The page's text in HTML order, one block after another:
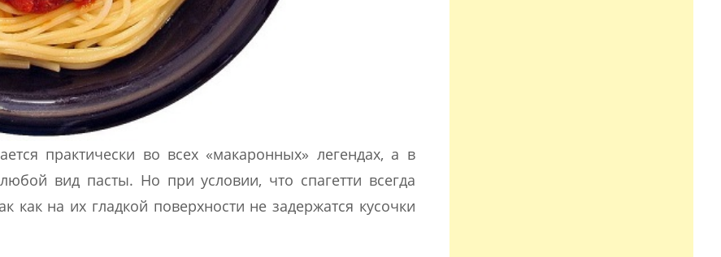
практически во всех «макаронных» легендах, а в
вид пасты. Но при условии, что спагетти всегда
как на их гладкой поверхности не задержатся кусочки